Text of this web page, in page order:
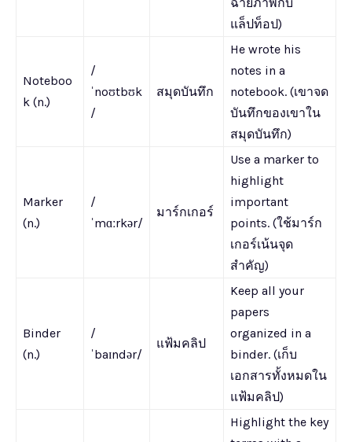
แล็ปท็อป)
Noteboo
k (n.)
/
ˈnoʊtbʊk
/
สมุดบันทึก
He wrote his
notes in a
notebook. (เขาจด
บันทึกของเขาใน
สมุดบันทึก)
Marker
(n.)
/
ˈmɑːrkər/
มาร์กเกอร์
Use a marker to
highlight
important
points. (ใช้มาร์ก
เกอร์เน้นจุด
สำคัญ)
Binder
(n.)
/
ˈbaɪndər/
แฟ้มคลิป
Keep all your
papers
organized in a
binder. (เก็บ
เอกสารทั้งหมดใน
แฟ้มคลิป)
Highlight the key